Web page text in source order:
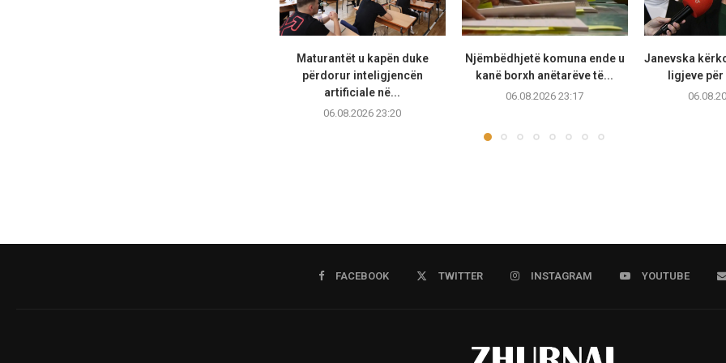
Maturantët u kapën duke
përdorur inteligjencën
artificiale në...
06.08.2026 23:20
Njëmbëdhjetë komuna ende u
kanë borxh anëtarëve të...
06.08.2026 23:17
Janevska
ligjeve
FACEBOOK TWITTER INSTAGRAM YOUTUBE